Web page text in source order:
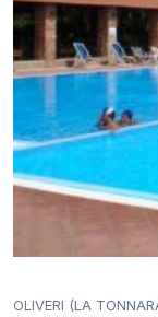
OLIVERI (LA